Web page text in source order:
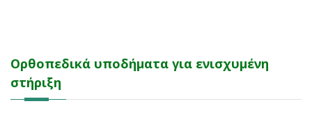
Ορθοπεδικά υποδήματα για ενισχυμένη
στήριξη